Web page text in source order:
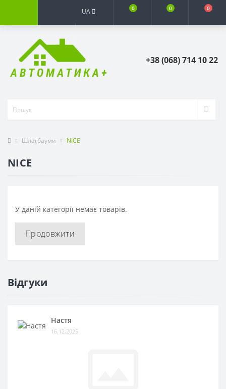
UA 0 0 0
+38 (068) 714 10 22
Шлагбауми NICE
NICE
У даній категорії немає товарів.
Продовжити
Відгуки
Настя
16.12.2025